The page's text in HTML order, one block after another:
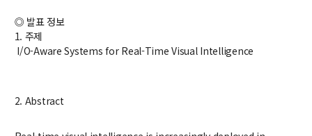
학부
교과목이수규정
교과목이수규정
◎ 발표 정보
1. 주제
I/O-Aware Systems for Real-Time Visual Intelligence
2. Abstract